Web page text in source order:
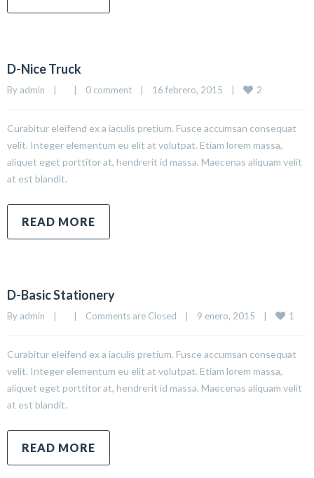
D-Nice Truck
By admin 0 comment 16 febrero, 2015 2
Curabitur eleifend ex a iaculis pretium. Fusce accumsan consequat
velit. Integer elementum eu elit at volutpat. Etiam lorem massa,
aliquet eget porttitor at, hendrerit id massa. Maecenas aliquam velit
at est blandit.
READ MORE
D-Basic Stationery
By admin Comments are Closed 9 enero, 2015 1
Curabitur eleifend ex a iaculis pretium. Fusce accumsan consequat
velit. Integer elementum eu elit at volutpat. Etiam lorem massa,
aliquet eget porttitor at, hendrerit id massa. Maecenas aliquam velit
at est blandit.
READ MORE